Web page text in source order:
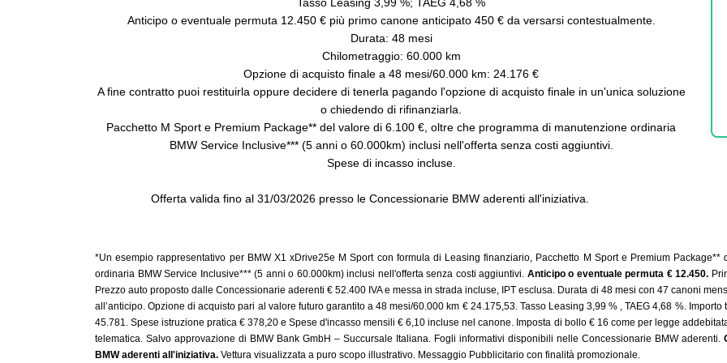
Anticipo o eventuale permuta 12.450 € più primo canone anticipato 450 € da versarsi contestualmente.
Durata: 48 mesi
Chilometraggio: 60.000 km
Opzione di acquisto finale a 48 mesi/60.000 km: 24.176 €
A fine contratto puoi restituirla oppure decidere di tenerla pagando l'opzione di acquisto finale in un'unica soluzione
o chiedendo di rifinanziarla.
Pacchetto M Sport e Premium Package** del valore di 6.100 €, oltre che programma di manutenzione ordinaria
BMW Service Inclusive*** (5 anni o 60.000km) inclusi nell'offerta senza costi aggiuntivi.
Spese di incasso incluse.
Offerta valida fino al 31/03/2026 presso le Concessionarie BMW aderenti all'iniziativa.
*Un esempio rappresentativo per BMW X1 xDrive25e M Sport con formula di Leasing finanziario, Pacchetto M Sport e Premium
ordinaria BMW Service Inclusive*** (5 anni o 60.000km) inclusi nell'offerta senza costi aggiuntivi. Anticipo o eventuale permuta € 12.450.
Prezzo auto proposto dalle Concessionarie aderenti € 52.400 IVA e messa in strada incluse, IPT esclusa. Durata di 48 mesi con 47 canoni
all’anticipo. Opzione di acquisto pari al valore futuro garantito a 48 mesi/60.000 km € 24.175,53. Tasso Leasing 3,99 % , TAEG 4,68 %.
45.781. Spese istruzione pratica € 378,20 e Spese d'incasso mensili € 6,10 incluse nel canone. Imposta di bollo € 16 come per legge
telematica. Salvo approvazione di BMW Bank GmbH – Succursale Italiana. Fogli informativi disponibili nelle Concessionarie BMW aderenti.
BMW aderenti all'iniziativa. Vettura visualizzata a puro scopo illustrativo. Messaggio Pubblicitario con finalità promozionale.